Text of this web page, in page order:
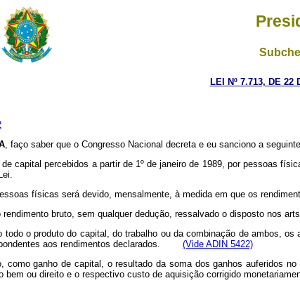
LEI Nº 7.713, DE 22
, faço saber que o Congresso Nacional decreta e eu sanciono a
capital percebidos a partir de 1º de janeiro de 1989, por pessoas
físicas será devido, mensalmente, à medida em que os
rendimento bruto, sem qualquer dedução, ressalvado o disposto
todo o produto do capital, do trabalho ou da combinação de ambos,
aos rendimentos declarados. (Vide ADIN 5422)
como ganho de capital, o resultado da soma dos ganhos auferidos
bem ou direito e o respectivo custo de aquisição corrigido